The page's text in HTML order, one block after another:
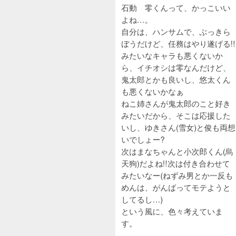
石動 零くんって、かっこいい
よね…。
自分は、ハンサムで、ぶっきら
ぼうだけど、任務はやり遂げる!!
みたいなキャラも悪くないか
ら、イチオシは零なんだけど、
鬼太郎とかも良いし、悠太くん
も悪くないかなぁ
ねこ姉さんが鬼太郎のこと好き
みたいだから、そこは応援した
いし、ゆきさん(雪女)と俊も両想
いでしょー?
次はまなちゃんと小次郎くん(烏
天狗)だよね!!次は付き合わせて
みたいなー(ねずみ男とか一反も
めんは、がんばってモテようと
してるし…)
という風に、色々考えていま
す。